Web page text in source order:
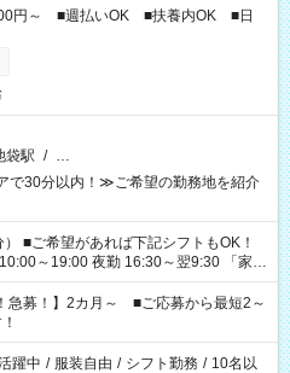
円～ ■週払いOK ■扶養内OK ■日
袋駅 / …
で30分以内！≫ご希望の勤務地を紹介
！
～19:00 夜勤 16:30～翌9:30 「家族
余裕を持って夕飯の準備がしたい」
ない」 など、ご希望を教えてください
務時間。 合計で週40時間を超える場
急募！】2カ月～ ■ご応募から最短2～
躍中 / 服装自由 / シフト勤務 / 10名以